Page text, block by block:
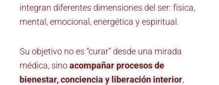
integran diferentes dimensiones del ser: física,
mental, emocional, energética y espiritual.
Su objetivo no es “curar” desde una mirada
médica, sinoacompañar procesos de
bienestar, conciencia y liberación interior,